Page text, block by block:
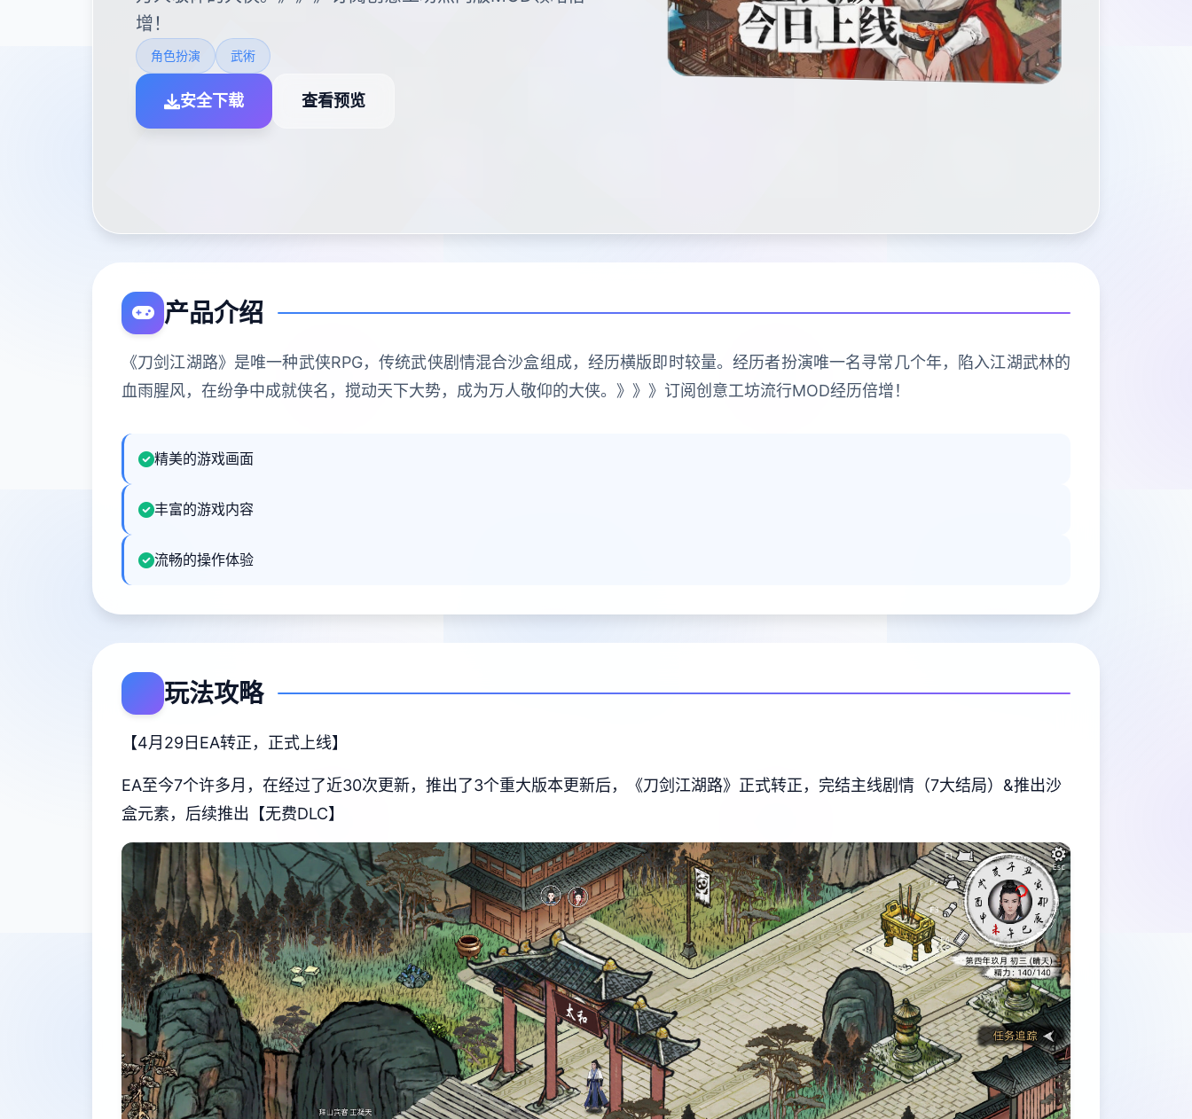
增！
角色扮演 武術
安全下载 查看预览
产品介绍
《刀剑江湖路》是唯一种武侠RPG，传统武侠剧情混合沙盒组成，经历横版即时较量。经历者扮演唯一名寻常几个年，陷入江湖武林的
血雨腥风，在纷争中成就侠名，搅动天下大势，成为万人敬仰的大侠。》》》订阅创意工坊流行MOD经历倍增！
精美的游戏画面
丰富的游戏内容
流畅的操作体验
玩法攻略
【4月29日EA转正，正式上线】
EA至今7个许多月，在经过了近30次更新，推出了3个重大版本更新后，《刀剑江湖路》正式转正，完结主线剧情（7大结局）&推出沙
盒元素，后续推出【无费DLC】